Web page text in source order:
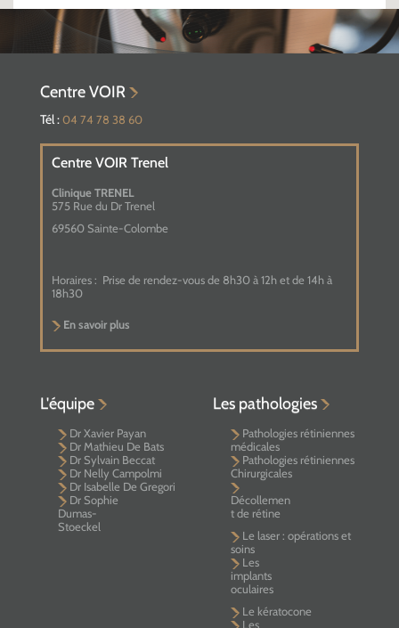
Centre VOIR
Tél :04 74 78 38 60
Centre VOIR Trenel
Clinique TRENEL
575 Rue du Dr Trenel
69560 Sainte-Colombe
Horaires : Prise de rendez-vous de 8h30 à 12h et de 14h à
18h30
En savoir plus
L'équipe
Dr Xavier Payan
Dr Mathieu De Bats
Dr Sylvain Beccat
Dr Nelly Campolmi
Dr Isabelle De Gregori
Dr Sophie
Dumas-
Stoeckel
Les pathologies
Pathologies rétiniennes
médicales
Pathologies rétiniennes
Chirurgicales
Décollemen
t de rétine
Le laser : opérations et
soins
Les
implants
oculaires
Le kératocone
Les